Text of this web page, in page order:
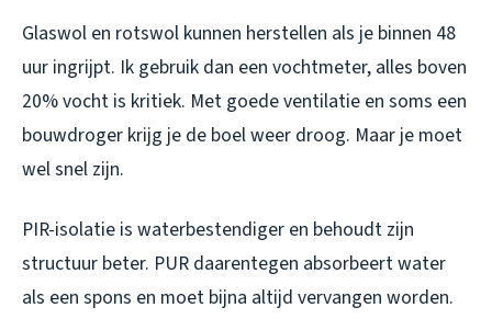
Glaswol en rotswol kunnen herstellen als je binnen 48
uur ingrijpt. Ik gebruik dan een vochtmeter, alles boven
20% vocht is kritiek. Met goede ventilatie en soms een
bouwdroger krijg je de boel weer droog. Maar je moet
wel snel zijn.
PIR-isolatie is waterbestendiger en behoudt zijn
structuur beter. PUR daarentegen absorbeert water
als een spons en moet bijna altijd vervangen worden.